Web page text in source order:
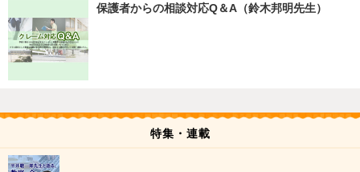
保護者からの相談対応Q＆A（鈴木邦明先生）
特集・連載